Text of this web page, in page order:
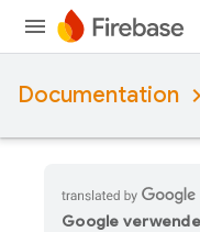
Documentation
Google